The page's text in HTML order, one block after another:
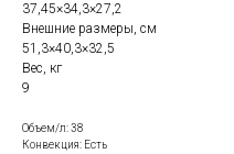
37,45×34,3×27,2
Внешние размеры, см
51,3×40,3×32,5
Вес, кг
9
Объем/л: 38
Конвекция: Есть